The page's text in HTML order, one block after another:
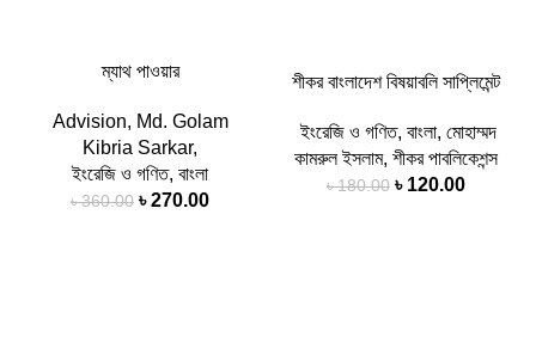
ম্যাথ পাওয়ার
Advision, Md. Golam
Kibria Sarkar,
ইংরেজি ও গণিত, বাংলা
৳360.00 ৳270.00
শীকর বাংলাদেশ বিষয়াবলি সাপ্লিমেন্ট
ইংরেজি ও গণিত, বাংলা, মোহাম্মদ
কামরুল ইসলাম, শীকর পাবলিকেশন্স
৳180.00 ৳ 120.00